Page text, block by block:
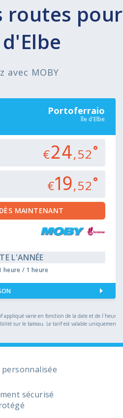
routes pour
avec MOBY
Portoferraio
île d'Elbe
€24,52
€19,52
L'ANNÉE
heure / 1 heure
appliqué varie en fonction de la date et de l´heure
sur le bateau. Le tarif est valable uniquement
personnalisée
sécurisé